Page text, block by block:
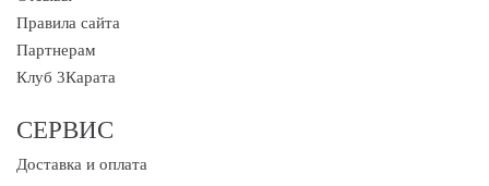
Правила сайта
Партнерам
Клуб 3Карата
СЕРВИС
Доставка и оплата